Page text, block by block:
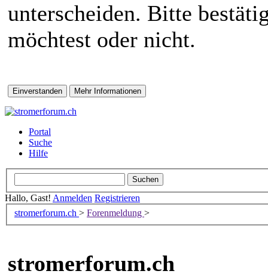
unterscheiden. Bitte
möchtest oder nicht.
Portal
Suche
Hilfe
Hallo, Gast! Anmelden Registrieren
stromerforum.ch > Forenmeldung >
stromerforum.ch